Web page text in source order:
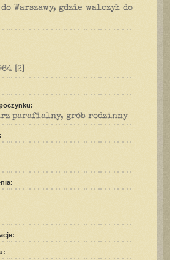
Warszawy, gdzie walczył do
[2]
parafialny, grób rodzinny